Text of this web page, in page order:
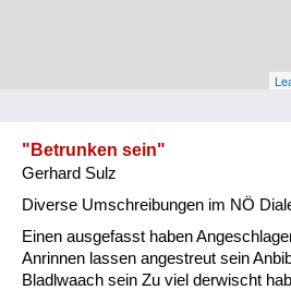
Vorarlberg
Natur und
Fluchen
"Betrunken sein"
Gerhard Sulz
Diverse Umschreibungen im NÖ
Einen ausgefasst haben
Anrinnen lassen angestreut sein
Bladlwaach sein Zu viel derwischt